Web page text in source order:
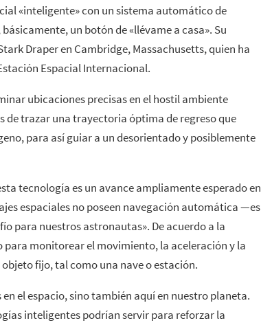
«inteligente» con un sistema automático de
un botón de «llévame a casa». Su
Draper en Cambridge, Massachusetts, quien ha
Espacial Internacional.
ubicaciones precisas en el hostil ambiente
de trazar una trayectoria óptima de regreso que
para así guiar a un desorientado y posiblemente
tecnología es un avance ampliamente esperado en
espaciales no poseen navegación automática —es
para nuestros astronautas». De acuerdo a la
para monitorear el movimiento, la aceleración y la
fijo, tal como una nave o estación.
el espacio, sino también aquí en nuestro planeta.
inteligentes podrían servir para reforzar la